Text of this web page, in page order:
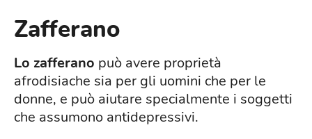
Zafferano
Lo zafferano può avere proprietà
afrodisiache sia per gli uomini che per le
donne, e può aiutare specialmente i soggetti
che assumono antidepressivi.